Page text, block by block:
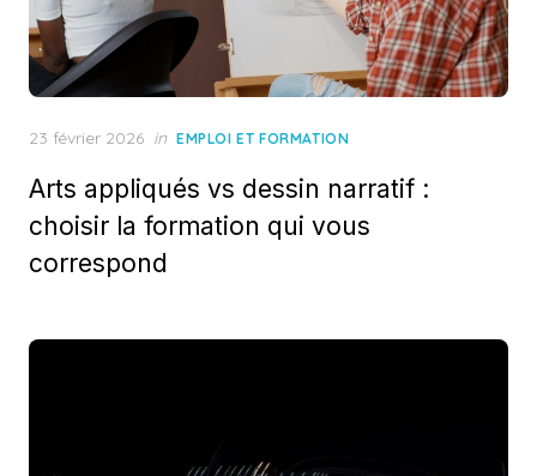
Posted
23 février 2026 in EMPLOI ET FORMATION
Arts appliqués vs dessin narratif :
choisir la formation qui vous
correspond